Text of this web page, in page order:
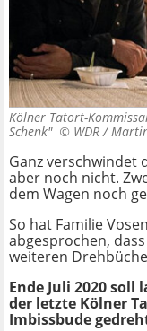
Kölner Tatort-
Schenk" © WDR /
Ganz
aber noch nicht.
dem Wagen noch
So hat Familie
abgesprochen,
weiteren
Ende Juli 2020 soll
der letzte Kölner
Imbissbude